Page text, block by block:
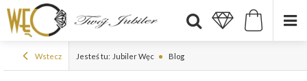
Wstecz Jesteś tu: Jubiler Węc Blog